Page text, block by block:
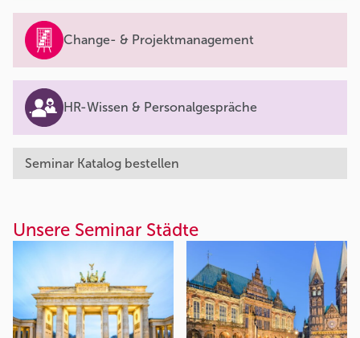
Change- & Projektmanagement
HR-Wissen & Personalgespräche
Seminar Katalog bestellen
Unsere Seminar Städte